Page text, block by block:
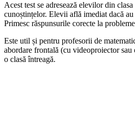
Acest test se adresează elevilor din
cunoștințelor. Elevii află imediat dacă au
Primesc răspunsurile corecte la
Este util și pentru profesorii de
abordare frontală (cu videoproiector
o clasă întreagă.